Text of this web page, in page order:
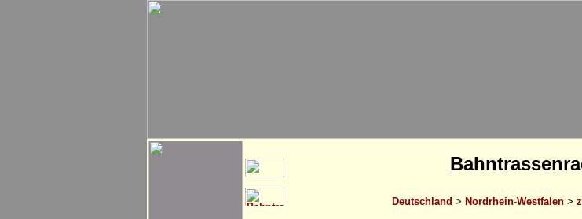
Deutschland > Nordrhein-Westfalen >